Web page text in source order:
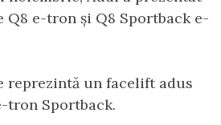
e-tron și Q8 Sportback e-
reprezintă un facelift adus
tron Sportback.